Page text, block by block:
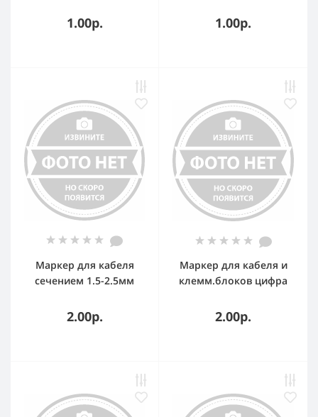
100 шт)
1.00р. 1.00р.
Маркер для кабеля
сечением 1.5-2.5мм
2.00р.
Маркер для кабеля и
клемм.блоков цифра
(желтый) (упаковка)
2.00р.